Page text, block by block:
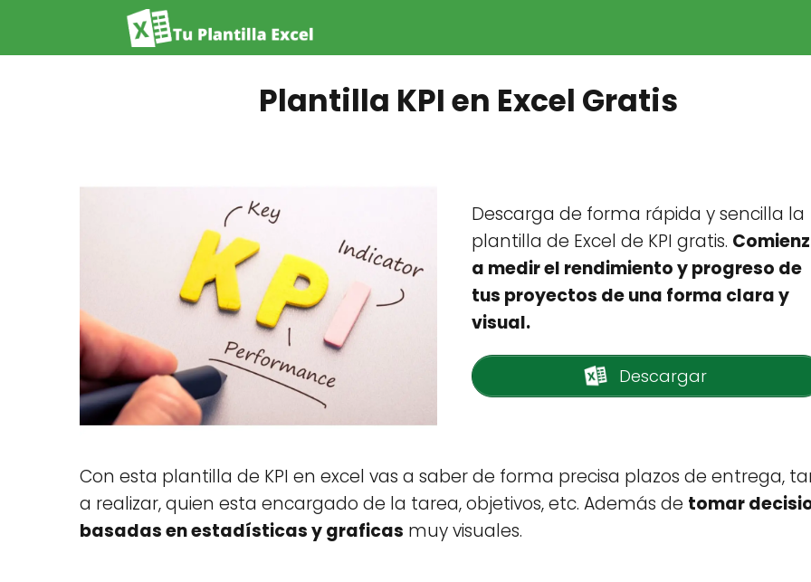
Plantilla KPI en Excel Gratis
Descarga de forma rápida y sencilla la
plantilla de Excel de KPI gratis.
a medir el rendimiento y progreso de
tus proyectos de una forma clara y
visual.
Descargar
Con esta plantilla de KPI en excel vas a saber de forma precisa plazos de entrega,
a realizar, quien esta encargado de la tarea, objetivos, etc. Además de tomar
basadas en estadísticas y graficas muy visuales.